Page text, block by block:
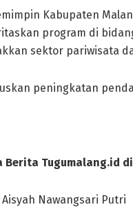
Kabupaten
program di
sektor pariwisata
peningkatan
Berita Tugumalang.id di
Nawangsari Putri